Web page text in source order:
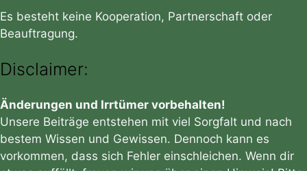
Es besteht keine Kooperation, Partnerschaft oder
Beauftragung.
Disclaimer:
Änderungen und Irrtümer vorbehalten!
Unsere Beiträge entstehen mit viel Sorgfalt und nach
bestem Wissen und Gewissen. Dennoch kann es
vorkommen, dass sich Fehler einschleichen. Wenn dir